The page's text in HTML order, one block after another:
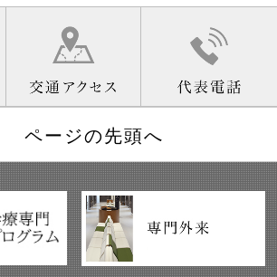
ページの先頭へ